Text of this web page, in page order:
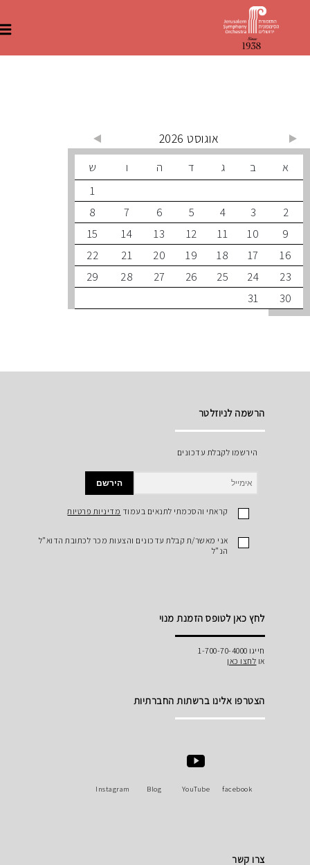
ב ד ה ו
ש
3
5
6
7
8
10
11
12
13
14
15
17
18
19
20
21
22
24
25
26
27
28
29
31
הרשמה לניוזלטר
הירשמו לקבלת עדכונים
קראתי והסכמתי לתנאים בעמודמדיניות פרטיות
אני מאשר/ת קבלת עדכונים והצעות מכר לכתובת הדוא"ל
הנ"ל
לחץ כאן לטופס הזמנת מנוי
לחצו כאן
הצטרפו אלינו ברשתות החברתיות
YouTube
Blog
Instagram